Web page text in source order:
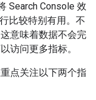
Search Console 效
比较特别有用。不
意味着数据不会完
访问更多指标。
点关注以下两个指